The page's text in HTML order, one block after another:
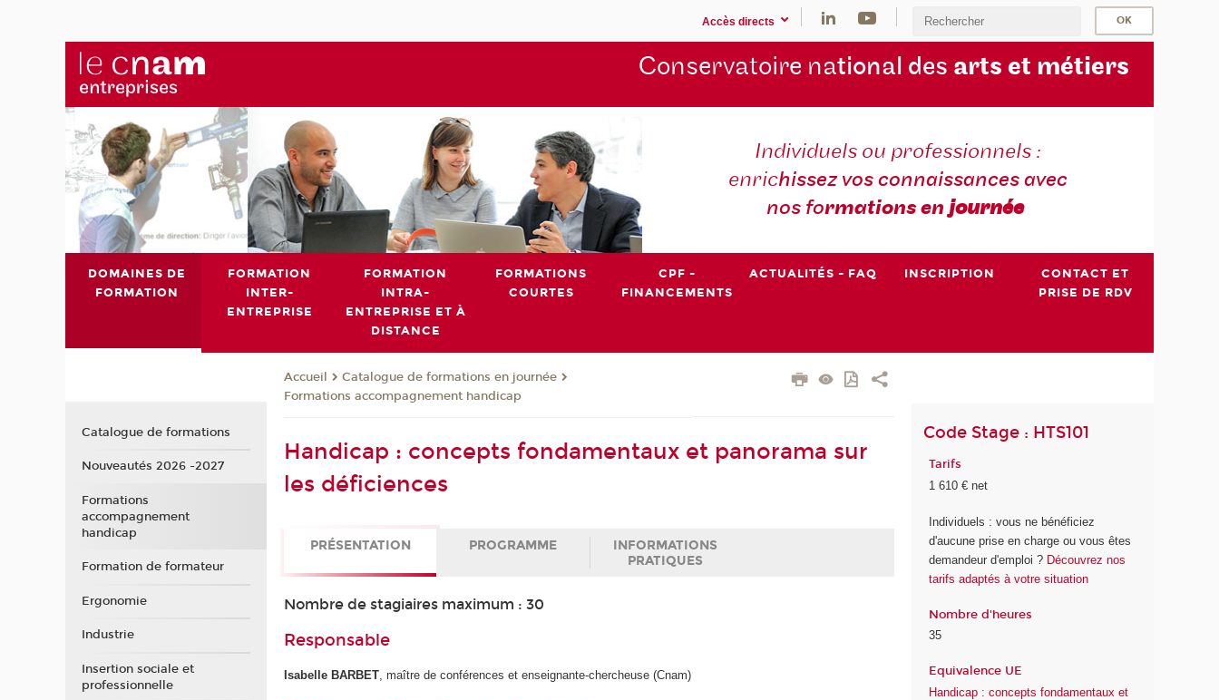
Accès directs
Conservatoire national des arts et métiers
Individuels ou professionnels :
enrichissez vos connaissances avec
nos formations enjournée
DOMAINES DE
FORMATION
FORMATION
INTER-
ENTREPRISE
FORMATION
INTRA-
ENTREPRISE ET À
DISTANCE
FORMATIONS
COURTES
CPF -
FINANCEMENTS
ACTUALITÉS - FAQ INSCRIPTION
CONTACT ET
PRISE DE RDV
Accueil
Catalogue de formations en journée
Formations accompagnement handicap
Handicap : concepts fondamentaux et panorama sur
les déficiences
PRÉSENTATION PROGRAMME
INFORMATIONS
PRATIQUES
Nombre de stagiaires maximum : 30
Responsable
Isabelle BARBET, maître de conférences et enseignante-chercheuse (Cnam)
Code Stage : HTS101
Tarifs
1 610 € net
Individuels : vous ne bénéficiez
d'aucune prise en charge ou vous êtes
demandeur d'emploi ? Découvrez nos
tarifs adaptés à votre situation
Nombre d'heures
35
Equivalence UE
Handicap : concepts fondamentaux et
Catalogue de formations
Nouveautés 2026 -2027
Formations
accompagnement
handicap
Formation de formateur
Ergonomie
Industrie
Insertion sociale et
professionnelle